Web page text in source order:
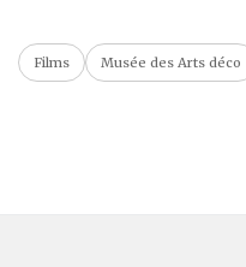
Films Musée des Arts déco